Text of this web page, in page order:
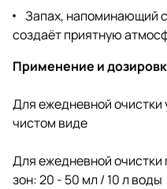
Запах, напоминающий
создаёт приятную
Применение и
Для ежедневной очистки
чистом виде
Для ежедневной очистки
зон: 20 - 50 мл / 10 л воды